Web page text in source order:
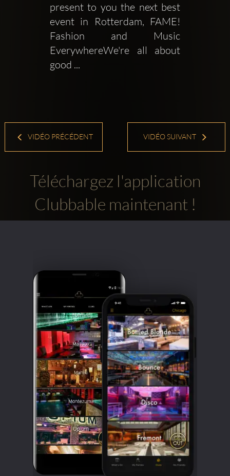
present to you the next best
event in Rotterdam, FAME!
Fashion and Music
EverywhereWe're all about
good ...
VIDÉO PRÉCÉDENT VIDÉO SUIVANT
Téléchargez l'application
Clubbable maintenant !